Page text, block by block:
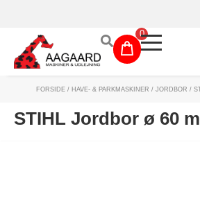
0
Maskinudlejning
Have- og parkmaskiner
FORSIDE/ HAVE- & PARKMASKINER / JORDBOR /
STIHL Jordbor ø 60